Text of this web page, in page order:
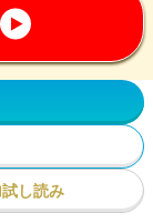
試し読み